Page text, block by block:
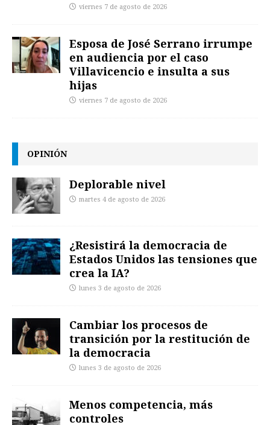
viernes 7 de agosto de 2026
Esposa de José Serrano irrumpe
en audiencia por el caso
Villavicencio e insulta a sus
hijas
viernes 7 de agosto de 2026
OPINIÓN
Deplorable nivel
martes 4 de agosto de 2026
¿Resistirá la democracia de
Estados Unidos las tensiones que
crea la IA?
lunes 3 de agosto de 2026
Cambiar los procesos de
transición por la restitución de
la democracia
lunes 3 de agosto de 2026
Menos competencia, más
controles